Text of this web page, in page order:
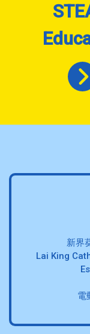
新界
Lai King
電